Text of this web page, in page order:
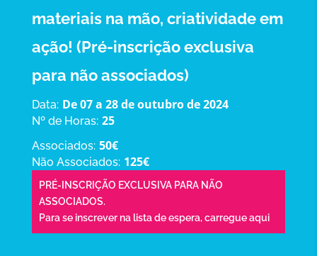
materiais na mão, criatividade em
ação! (Pré-inscrição exclusiva
para não associados)
Data: De 07 a 28 de outubro de 2024
Nº de Horas: 25
Associados: 50€
Não Associados: 125€
PRÉ-INSCRIÇÃO EXCLUSIVA PARA NÃO
ASSOCIADOS.
Para se inscrever na lista de espera,carregue aqui